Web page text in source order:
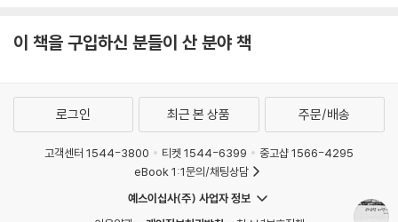
이 책을 구입하신 분들이 산 분야 책
로그인 최근 본 상품 주문/배송
고객센터 1544-3800 티켓 1544-6399
중고샵 1566-4295
eBook 1:1문의/채팅상담
예스이십사(주) 사업자 정보